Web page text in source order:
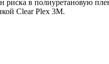
риска в полиуретановую
Clear Plex 3M.